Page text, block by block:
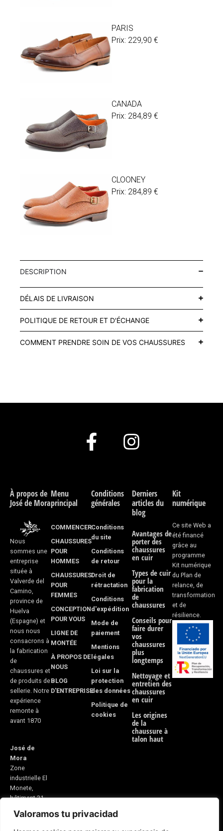
Valoramos tu privacidad
PARIS
Prix: 229,90 €
CANADA
Prix: 284,89 €
CLOONEY
Prix: 284,89 €
DESCRIPTION
DÉLAIS DE LIVRAISON
POLITIQUE DE RETOUR ET D'ÉCHANGE
COMMENT PRENDRE SOIN DE VOS CHAUSSURES
F
e
b
o
o
k
-
f
I
t
a
g
r
a
m
À propos de
José de Mora
Nous
sommes une
entreprise
située à
Valverde del
Camino,
province de
Huelva
(Espagne) et
nous nous
consacrons à
la fabrication
de
chaussures et
de produits de
sellerie. Notre
expérience
remonte à
avant 1870
José de
Mora
Zone
industrielle El
Monete,
bâtiment 31
21600
Menu
principal
COMMENCER
CHAUSSURES
POUR
HOMMES
CHAUSSURES
POUR
FEMMES
CONCEPTION
POUR VOUS
LIGNE DE
MONTÉE
À PROPOS DE
NOUS
BLOG
D'ENTREPRISE
Conditions
générales
Conditions
du site
Conditions
de retour
Droit de
rétractation
Conditions
d'expédition
Mode de
paiement
Mentions
légales
Loi sur la
protection
des données
Politique de
cookies
Derniers
articles du
blog
Avantages de
porter des
chaussures
en cuir
Types de cuir
pour la
fabrication
de
chaussures
Conseils pour
faire durer
vos
chaussures
plus
longtemps
Nettoyage et
entretien des
chaussures
en cuir
Les origines
de la
chaussure à
talon haut
Kit
numérique
Ce site Web a
été financé
grâce au
programme
Kit numérique
du Plan de
relance, de
transformation
et de
résilience.